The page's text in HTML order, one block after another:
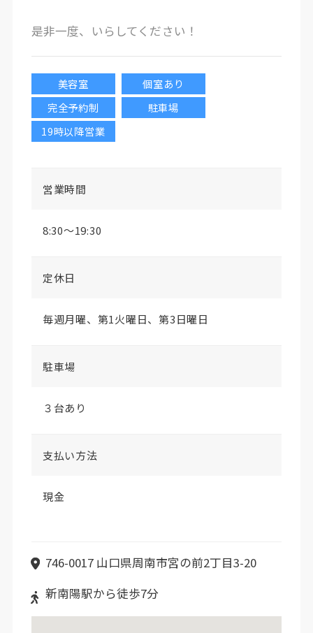
是非一度、いらしてください！
美容室
個室あり
完全予約制
駐車場
19時以降営業
営業時間
8:30〜19:30
定休日
毎週月曜、第1火曜日、第3日曜日
駐車場
３台あり
支払い方法
現金
746-0017 山口県周南市宮の前2丁目3-20
新南陽駅から徒歩7分